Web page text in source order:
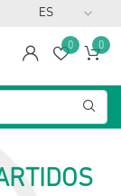
spanLista
0 0